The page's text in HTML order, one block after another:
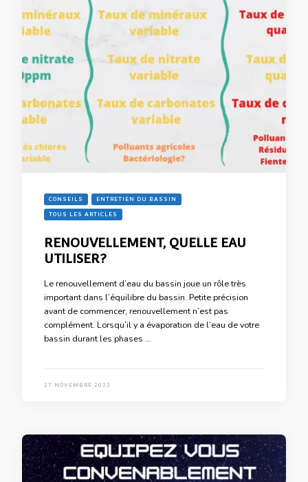
CONSEILS
ENTRETIEN DU BASSIN
TOUS LES ARTICLES
RENOUVELLEMENT, QUELLE EAU
UTILISER?
Le renouvellement d’eau du bassin joue un rôle très
important dans l’équilibre du bassin. Petite précision
avant de commencer, renouvellement n’est pas
complément. Lorsqu’il y a évaporation de l’eau de votre
bassin durant les phases …
27 NOVEMBRE 2023